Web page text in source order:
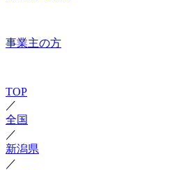
事業主の方
TOP
／
全国
／
新潟県
／